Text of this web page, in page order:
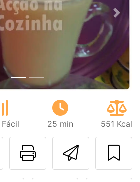
Next
25 min 551 Kcal
Imprima
Falar com o autor
receita?